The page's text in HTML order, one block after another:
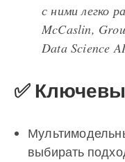
с ними легко
McCaslin,
Data Science
✅
выбирать